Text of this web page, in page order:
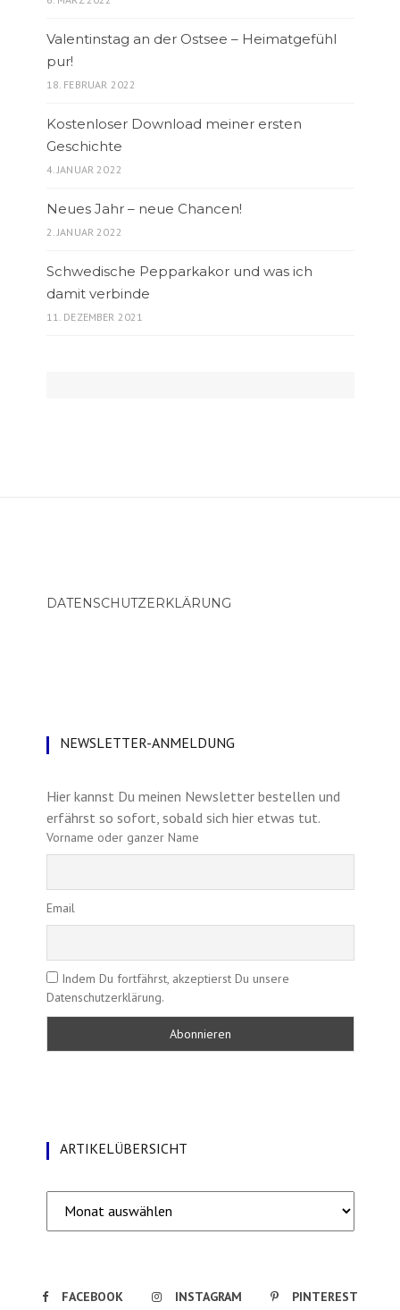
Valentinstag an der Ostsee – Heimatgefühl
pur!
18. FEBRUAR 2022
Kostenloser Download meiner ersten
Geschichte
4. JANUAR 2022
Neues Jahr – neue Chancen!
2. JANUAR 2022
Schwedische Pepparkakor und was ich
damit verbinde
11. DEZEMBER 2021
DATENSCHUTZERKLÄRUNG
NEWSLETTER-ANMELDUNG
Hier kannst Du meinen Newsletter bestellen und
erfährst so sofort, sobald sich hier etwas tut.
Vorname oder ganzer Name
Email
Indem Du fortfährst, akzeptierst Du unsere
Datenschutzerklärung.
ARTIKELÜBERSICHT
FACEBOOK INSTAGRAM PINTEREST